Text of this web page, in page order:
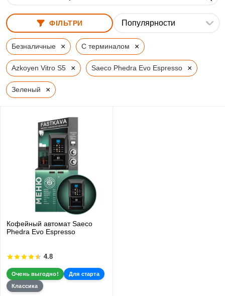
ФІЛЬТРИ
Безналичные × С терминалом ×
Azkoyen Vitro S5 × Saeco Phedra Evo Espresso ×
Зеленый ×
Кофейный автомат Saeco
Phedra Evo Espresso
4.8
Очень выгодно!
Для старта
Классика